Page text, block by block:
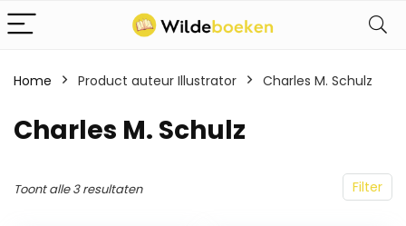
Home Product auteur Illustrator Charles M. Schulz
Charles M. Schulz
Filter
Toont alle 3 resultaten